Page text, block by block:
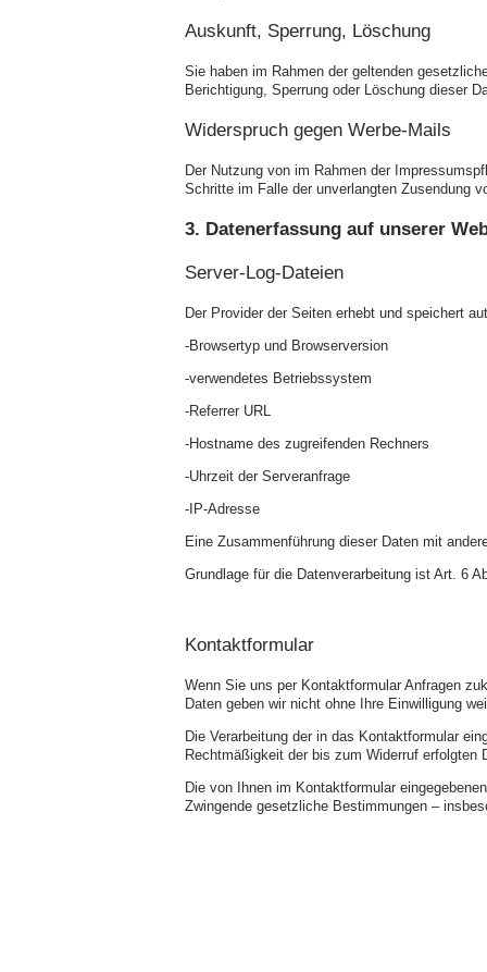
Auskunft, Sperrung, Löschung
Sie haben im Rahmen der geltenden
Berichtigung, Sperrung oder Löschung dieser
Widerspruch gegen Werbe-Mails
Der Nutzung von im Rahmen der
Schritte im Falle der unverlangten Zusendung
3. Datenerfassung auf unserer
Server-Log-Dateien
Der Provider der Seiten erhebt und speichert
-Browsertyp und Browserversion
-verwendetes Betriebssystem
-Referrer URL
-Hostname des zugreifenden Rechners
-Uhrzeit der Serveranfrage
- IP-Adresse
Eine Zusammenführung dieser Daten mit
Grundlage für die Datenverarbeitung ist Art. 6
Kontaktformular
Wenn Sie uns per Kontaktformular Anfragen
Daten geben wir nicht ohne Ihre Einwilligung
Die Verarbeitung der in das Kontaktformular
Rechtmäßigkeit der bis zum Widerruf erfolgten
Die von Ihnen im Kontaktformular
Zwingende gesetzliche Bestimmungen –